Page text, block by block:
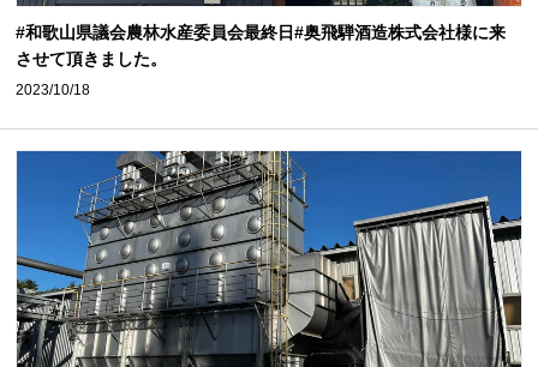
#和歌山県議会農林水産委員会最終日#奥飛騨酒造株式会社様に来
させて頂きました。
2023/10/18